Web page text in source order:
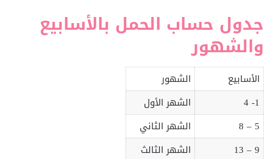
جدول حساب الحمل بالأسابيع
والشهور
الأسابيع
الشهور
1- 4
الشهر الأول
5 – 8
الشهر الثاني
9 – 13
الشهر الثالث